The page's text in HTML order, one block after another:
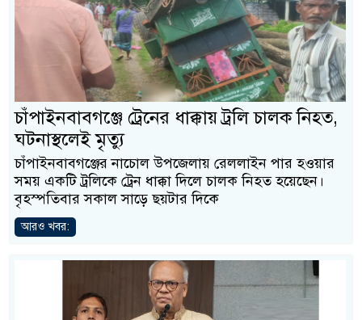
চাঁপাইনবাবগঞ্জে ট্রেনের ধাক্কায় ট্রলি চালক নিহত,
ঘটনাস্থলেই মৃত্যু
চাঁপাইনবাবগঞ্জের নাচোল উপজেলায় রেললাইন পার হওয়ার
সময় একটি ট্রলিকে ট্রেন ধাক্কা দিলে চালক নিহত হয়েছেন।
বৃহস্পতিবার সকাল সাড়ে ছয়টার দিকে
আরও খবর: